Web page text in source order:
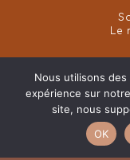
Le
facebook
plus
Nous utilisons
expérience sur
site, nous
OK